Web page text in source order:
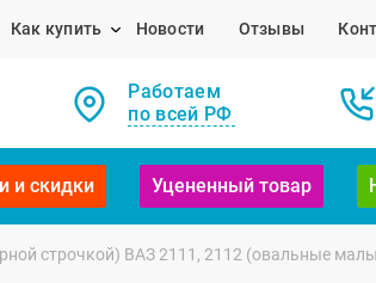
Как купить Новости Отзывы
Работаем
по всей РФ
и скидки Уцененный товар
строчкой) ВАЗ 2111, 2112 (овальные